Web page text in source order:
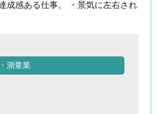
成感ある仕事。 ・景気に左右され
測量業